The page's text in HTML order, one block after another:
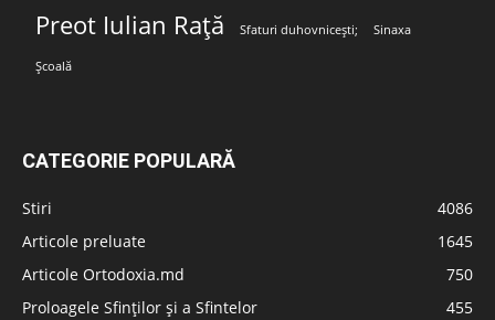
Preot Iulian Rață Sfaturi duhovnicești; Sinaxa
Școală
CATEGORIE POPULARĂ
Stiri
4086
Articole preluate
1645
Articole Ortodoxia.md
750
Proloagele Sfinților și a Sfintelor
455